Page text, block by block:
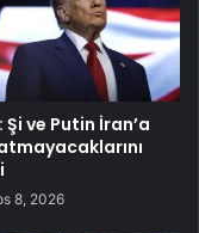
Şi ve Putin İran’a
8, 2026